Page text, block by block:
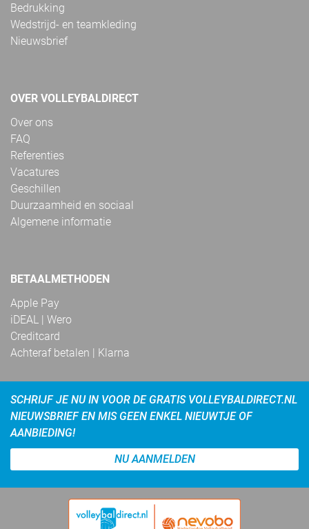
Bedrukking
Wedstrijd- en teamkleding
Nieuwsbrief
OVER VOLLEYBALDIRECT
Over ons
FAQ
Referenties
Vacatures
Geschillen
Duurzaamheid en sociaal
Algemene informatie
BETAALMETHODEN
Apple Pay
iDEAL | Wero
Creditcard
Achteraf betalen | Klarna
SCHRIJF JE NU IN VOOR DE GRATIS VOLLEYBALDIRECT.NL
NIEUWSBRIEF EN MIS GEEN ENKEL NIEUWTJE OF
AANBIEDING!
NU AANMELDEN